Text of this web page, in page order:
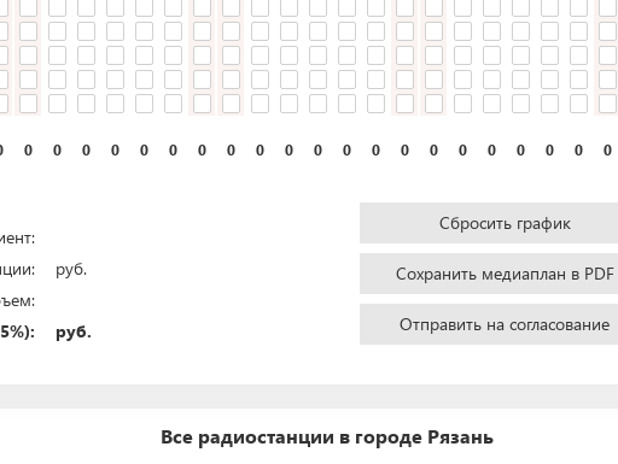
0 0 0 0 0 0 0 0 0 0 0 0 0 0 0 0 0 0 0 0 0
руб.
руб.
Сбросить график
Сохранить медиаплан в PDF
Отправить на согласование
Все радиостанции в городе Рязань